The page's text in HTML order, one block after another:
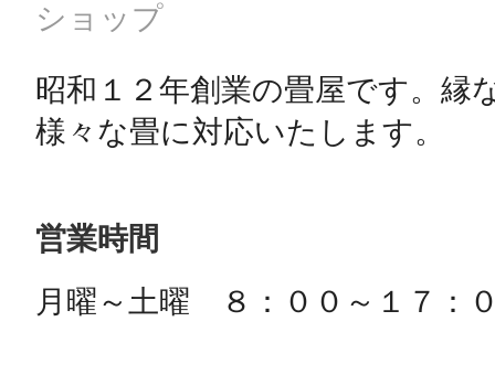
ショップ
昭和１２年創業の畳屋です。縁
営業時間
月曜～土曜　８：００～１７：